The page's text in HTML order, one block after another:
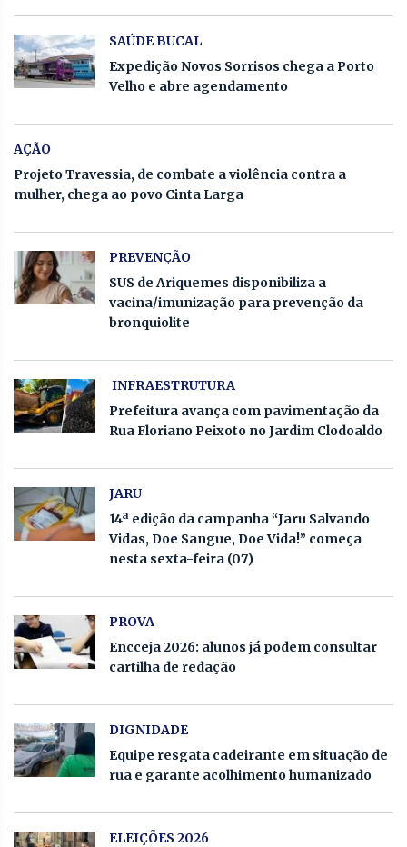
SAÚDE BUCAL
Expedição Novos Sorrisos chega a Porto
Velho e abre agendamento
AÇÃO
Projeto Travessia, de combate a violência contra a
mulher, chega ao povo Cinta Larga
PREVENÇÃO
SUS de Ariquemes disponibiliza a
vacina/imunização para prevenção da
bronquiolite
INFRAESTRUTURA
Prefeitura avança com pavimentação da
Rua Floriano Peixoto no Jardim Clodoaldo
JARU
14ª edição da campanha “Jaru Salvando
Vidas, Doe Sangue, Doe Vida!” começa
nesta sexta-feira (07)
PROVA
Encceja 2026: alunos já podem consultar
cartilha de redação
DIGNIDADE
Equipe resgata cadeirante em situação de
rua e garante acolhimento humanizado
ELEIÇÕES 2026